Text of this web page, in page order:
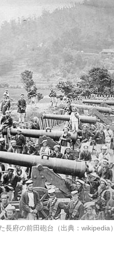
長府の前田砲台（出典：wikipedia）